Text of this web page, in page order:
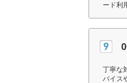
ード利
丁寧な
バイス